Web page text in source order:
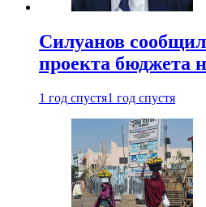
Силуанов сообщил
проекта бюджета
1 год спустя1 год спустя